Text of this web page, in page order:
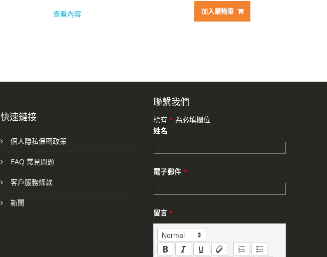
格：
查看內容
價
格：
加入購物車
快速鏈接
個人隱私保密政策
FAQ 常見問題
客戶服務條款
新聞
聯繫我們
標有 * 為必填欄位
姓名
電子郵件 *
留言 *